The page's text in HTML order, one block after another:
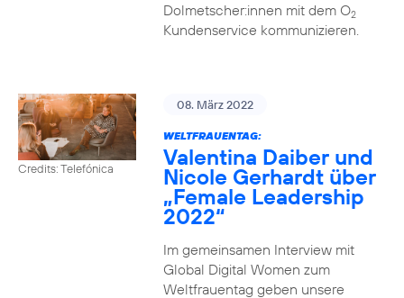
Dolmetscher:innen mit dem O2
Kundenservice kommunizieren.
Credits: Telefónica
08. März 2022
WELTFRAUENTAG:
Valentina Daiber und
Nicole Gerhardt über
„Female Leadership
2022“
Im gemeinsamen Interview mit
Global Digital Women zum
Weltfrauentag geben unsere